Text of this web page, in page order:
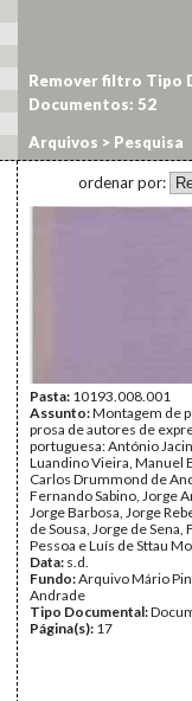
Arquivos > Pesquisa
Remover filtro Tipo
Documentos: 52
ordenar por:
Pasta: 10193.008.001
Assunto:Montagem de
prosa de autores de
portuguesa: António
Luandino Vieira, Manuel
Carlos Drummond de
Fernando Sabino, Jorge
Jorge Barbosa, Jorge
de Sousa, Jorge de Sena,
Pessoa e Luís de Sttau
Data: s.d.
Fundo:Arquivo Mário
Andrade
Tipo Documental:
Página(s): 17